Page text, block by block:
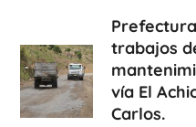
trabajos
vía El
Carlos.